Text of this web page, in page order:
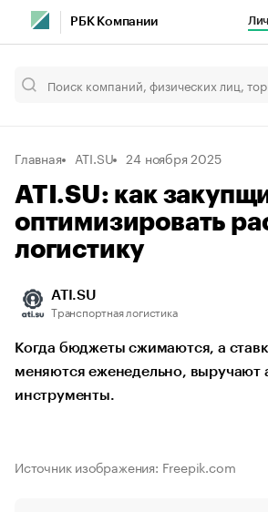
РБК Компании
Главная ATI.SU 24 ноября 2025
ATI.SU: как
оптимизировать
логистику
ATI.SU
Транспортная логистика
Когда бюджеты сжимаются, а
меняются еженедельно, выручают
инструменты.
Источник изображения: Freepik.com